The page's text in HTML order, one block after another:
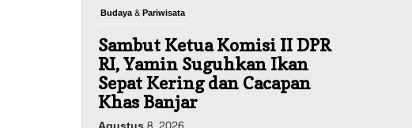
Budaya & Pariwisata
Sambut Ketua Komisi II DPR
RI, Yamin Suguhkan Ikan
Sepat Kering dan Cacapan
Khas Banjar